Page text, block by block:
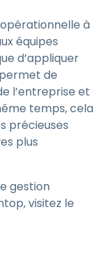
à
équipes
d’appliquer
de
l’entreprise et
temps, cela
précieuses
plus
gestion
visitez le